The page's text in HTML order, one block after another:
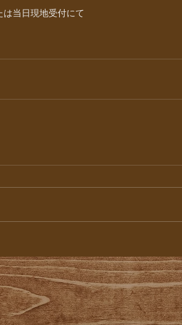
当日現地受付にて